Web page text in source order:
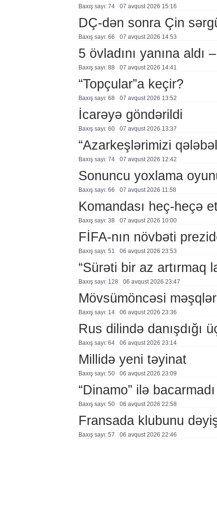
Baxış sayı: 74 07 avqust 2026 15:16
DÇ-dən sonra Çin
Baxış sayı: 66 07 avqust 2026 14:53
5 övladını yanına aldı
Baxış sayı: 88 07 avqust 2026 14:41
“Topçular”a keçir?
Baxış sayı: 68 07 avqust 2026 13:52
İcarəyə göndərildi
Baxış sayı: 60 07 avqust 2026 13:37
“Azarkeşlərimizi
Baxış sayı: 74 07 avqust 2026 12:42
Sonuncu yoxlama
Baxış sayı: 66 07 avqust 2026 11:58
Komandası heç-heçə
Baxış sayı: 38 07 avqust 2026 10:00
FİFA-nın növbəti
Baxış sayı: 51 06 avqust 2026 23:53
“Sürəti bir az artırmaq
Baxış sayı: 128 06 avqust 2026 23:47
Mövsümöncəsi
Baxış sayı: 14 06 avqust 2026 23:36
Rus dilində danışdığı
Baxış sayı: 64 06 avqust 2026 23:14
Millidə yeni təyinat
Baxış sayı: 50 06 avqust 2026 23:09
“Dinamo” ilə bacarmadı
Baxış sayı: 50 06 avqust 2026 22:58
Fransada klubunu
Baxış sayı: 57 06 avqust 2026 22:46